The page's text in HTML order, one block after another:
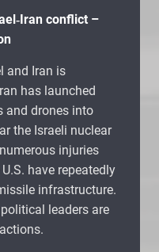
conflict –
and Iran is
has launched
and drones into
the Israeli nuclear
injuries
have repeatedly
infrastructure.
leaders are